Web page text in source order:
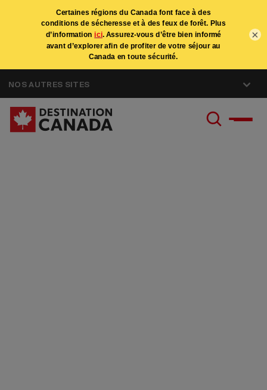
NOS AUTRES SITES
×